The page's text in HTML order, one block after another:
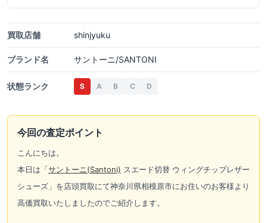
買取店舗 shinjyuku
ブランド名 サントーニ/SANTONI
状態ランク S A B C D
今回の査定ポイント
こんにちは。
本日は「サントーニ(Santoni) スエード切替 ウィングチップレザー
シューズ」を店頭買取にて神奈川県相模原市にお住いのお客様より
高価買取いたしましたのでご紹介します。